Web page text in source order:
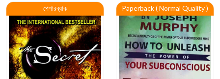
পেপারব্যাক Paperback ( Normal Quality )